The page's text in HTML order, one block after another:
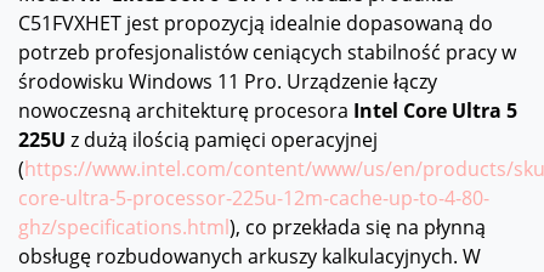
C51FVXHET jest propozycją idealnie dopasowaną do
potrzeb profesjonalistów ceniących stabilność pracy w
środowisku Windows 11 Pro. Urządzenie łączy
nowoczesną architekturę procesora Intel Core Ultra 5
225U z dużą ilością pamięci operacyjnej
(https://www.intel.com/content/www/us/en/products/
core-ultra-5-processor-225u-12m-cache-up-to-4-80-
ghz/specifications.html), co przekłada się na płynną
obsługę rozbudowanych arkuszy kalkulacyjnych. W